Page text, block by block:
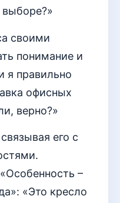
выборе?»
своими
понимание и
я правильно
офисных
верно?»
его с
–
«Это кресло